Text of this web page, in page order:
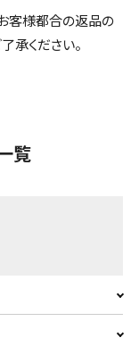
客様都合の返品の
承ください。
覧